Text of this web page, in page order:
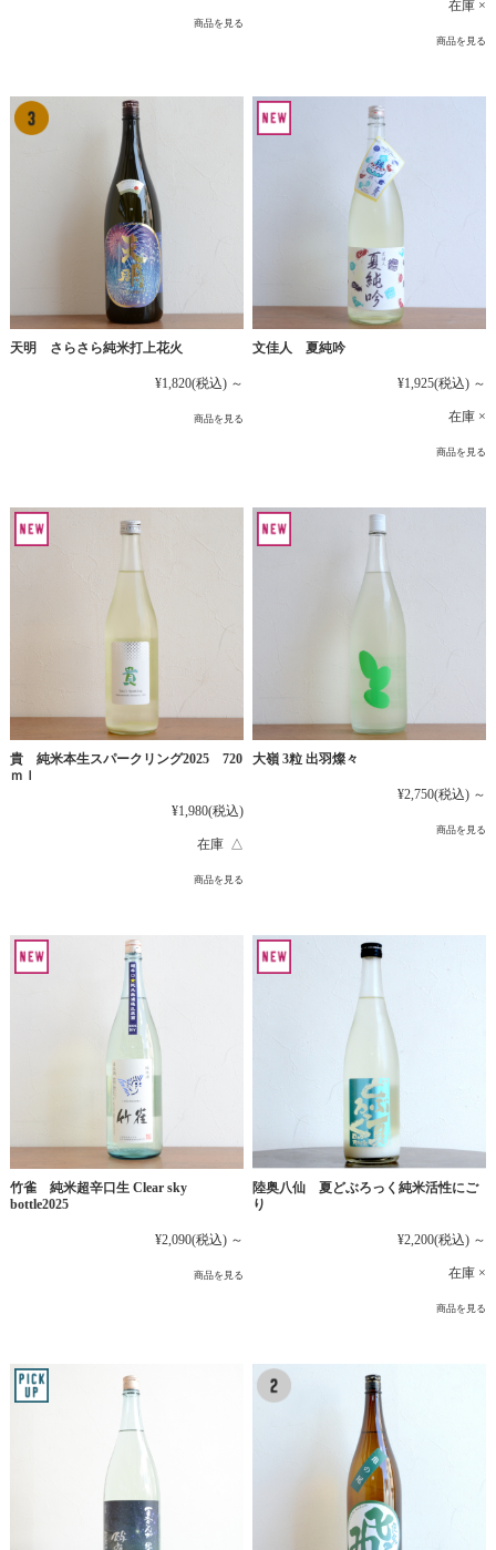
商品を見る
在庫 ×
商品を見る
天明 さらさら純米打上花火
¥1,820(税込) ～
商品を見る
文佳人 夏純吟
¥1,925(税込) ～
在庫 ×
商品を見る
貴 純米本生スパークリング2025 720
ｍｌ
¥1,980(税込)
在庫 △
商品を見る
大嶺 3粒 出羽燦々
¥2,750(税込) ～
商品を見る
竹雀 純米超辛口生 Clear sky
bottle2025
¥2,090(税込) ～
商品を見る
陸奥八仙 夏どぶろっく純米活性にご
り
¥2,200(税込) ～
在庫 ×
商品を見る